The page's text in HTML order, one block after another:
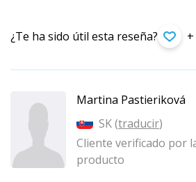
¿Te ha sido útil esta reseña?
Martina Pastieriková
SK (traducir)
Cliente verificado por
producto